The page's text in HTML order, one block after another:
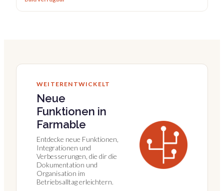
WEITERENTWICKELT
Neue
Funktionen in
Farmable
Entdecke neue Funktionen,
Integrationen und
Verbesserungen, die dir die
Dokumentation und
Organisation im
Betriebsalltag erleichtern.